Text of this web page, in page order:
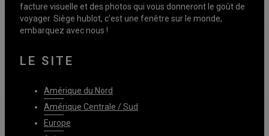
facture visuelle et des photos qui vous donneront le goût de
voyager. Siège hublot, c’est une fenêtre sur le monde,
embarquez avec nous !
LE SITE
Amérique du Nord
Amérique Centrale / Sud
Europe